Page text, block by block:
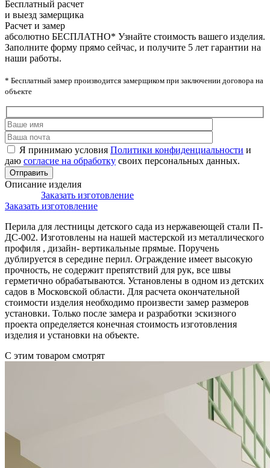
Бесплатный расчет
и выезд замерщика
Расчет и замер
абсолютно БЕСПЛАТНО* Узнайте стоимость вашего изделия.
Заполните форму прямо сейчас, и получите 5 лет гарантии на
наши работы.
* Бесплатный замер производится замерщиком при заключении договора на
объекте
Я принимаю условия Политики конфиденциальности и
даю согласие на обработку своих персональных данных.
Описание изделия
Заказать изготовление
Заказать изготовление
Перила для лестницы детского сада из нержавеющей стали П-
ДС-002. Изготовлены на нашей мастерской из металлического
профиля , дизайн- вертикальные прямые. Поручень
дублируется в середине перил. Ограждение имеет высокую
прочность, не содержит препятствий для рук, все швы
герметично обрабатываются. Установлены в одном из детских
садов в Московской области. Для расчета окончательной
стоимости изделия необходимо произвести замер размеров
установки. Только после замера и разработки эскизного
проекта определяется конечная стоимость изготовления
изделия и установки на объекте.
С этим товаром смотрят